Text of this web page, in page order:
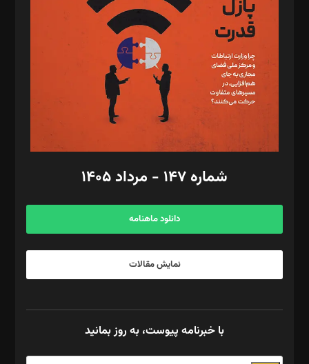
مصطفی مسجدی آرانی، ابوالفضل رجبی، زهرا فکرانه، فائزه فتحی
رستمی،مصطفی باستان
ویرایش: نگار استاد‌‌آقا
طراح یونیفرم: مجید توکلی
فیلمبرداری و عکاسی: امیر شفیعی، مانی لطفی زاده
گرافیک و صفحه‌آرایی: سید‌سبحان‌علی ثابت
مد‌یر توسعه تجاری: کامبیز برید‌
امور مالی: شاپور رهبری، محمد‌ کاظمی‌نیا
آگهی و مشترکین: ۰۹۱۹۹۹۹۰۴۵۴
شماره ۱۴۷ - مرداد ۱۴۰۵
دانلود ماهنامه
نمایش مقالات
با خبرنامه پیوست، به روز بمانید